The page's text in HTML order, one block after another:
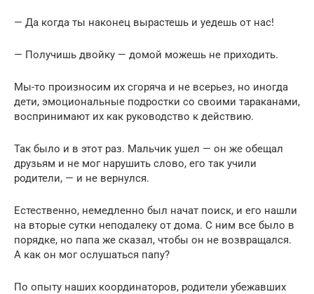
— Да когда ты наконец вырастешь и уедешь от нас!
— Получишь двойку — домой можешь не приходить.
Мы-то произносим их сгоряча и не всерьез, но иногда
дети, эмоциональные подростки со своими тараканами,
воспринимают их как руководство к действию.
Так было и в этот раз. Мальчик ушел — он же обещал
друзьям и не мог нарушить слово, его так учили
родители, — и не вернулся.
Естественно, немедленно был начат поиск, и его нашли
на вторые сутки неподалеку от дома. С ним все было в
порядке, но папа же сказал, чтобы он не возвращался.
А как он мог ослушаться папу?
По опыту наших координаторов, родители убежавших